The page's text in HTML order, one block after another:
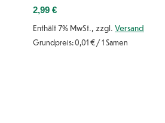
2,99 €
Enthält 7% MwSt., zzgl. Versand
Grundpreis:0,01€/ 1 Samen